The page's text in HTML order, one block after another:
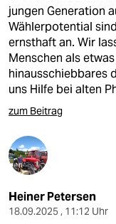
jungen Generation
Wählerpotential
ernsthaft an. Wir
Menschen als
hinausschiebbares
uns Hilfe bei alten
zum Beitrag
Heiner Petersen
18.09.2025 , 11:12 Uhr